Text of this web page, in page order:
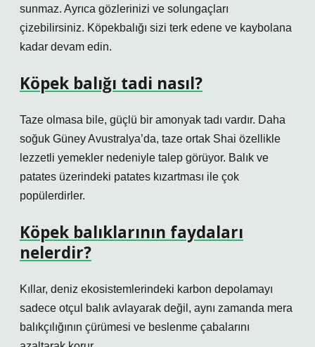
sunmaz. Ayrıca gözlerinizi ve solungaçları
çizebilirsiniz. Köpekbalığı sizi terk edene ve kaybolana
kadar devam edin.
Köpek balığı tadi nasıl?
Taze olmasa bile, güçlü bir amonyak tadı vardır. Daha
soğuk Güney Avustralya’da, taze ortak Shai özellikle
lezzetli yemekler nedeniyle talep görüyor. Balık ve
patates üzerindeki patates kızartması ile çok
popülerdirler.
Köpek balıklarının faydaları
nelerdir?
Kıllar, deniz ekosistemlerindeki karbon depolamayı
sadece otçul balık avlayarak değil, aynı zamanda mera
balıkçılığının çürümesi ve beslenme çabalarını